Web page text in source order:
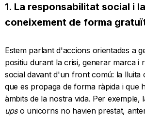
1. La responsabilitat social i
coneixement de forma
Estem parlant d'accions orientades a
positiu durant la crisi, generar marca i
social davant d'un front comú: la lluita
que es propaga de forma ràpida i que
àmbits de la nostra vida. Per exemple,
upso unicorns no havien prestat,